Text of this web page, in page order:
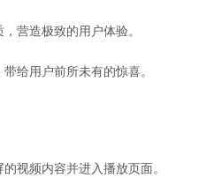
营造极致的用户体验。
给用户前所未有的惊喜。
视频内容并进入播放页面。